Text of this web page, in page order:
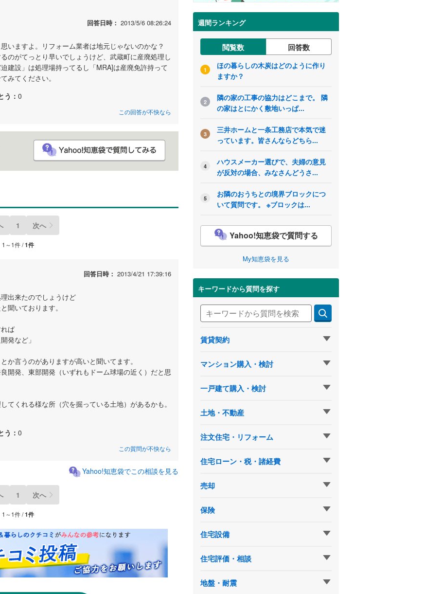
回答日時： 2013/5/6 08:26:24
いますよ。リフォーム業者は地元じゃないのかな？
のがてっとり早いでしょうけど、武蔵町に産廃処理し
建設」は処理場持ってるし「MRA]は産廃免許持って
みてください。
う： 0
この回答が不快なら
1 次へ
1～1件 /1件
回答日時： 2013/4/21 17:39:16
出来たのでしょうけど
聞いております。
ば
発など」
か言うのがありますが高いと聞いてます。
開発、東部開発（いずれもドーム球場の近く）だと思
てくれる様な所（穴を掘っている土地）があるかも。
う： 0
この質問が不快なら
Yahoo!知恵袋でこの相談を見る
1 次へ
1～1件 /1件
週間ランキング
閲覧数 回答数
1
ほの暮らしの木炭はどのように作り
ますか？
2
隣の家の工事の協力はどこまで。 隣
の家はとにかく敷地いっぱ...
3
三井ホームと一条工務店で本気で迷
っています。皆さんならどちら...
4
ハウスメーカー選びで、夫婦の意見
が反対の場合、みなさんどうさ...
5
お隣のおうちとの境界ブロックにつ
いて質問です。 ※ブロックは...
Yahoo!知恵袋で質問する
My知恵袋を見る
キーワードから質問を探す
賃貸契約
マンション購入・検討
一戸建て購入・検討
土地・不動産
注文住宅・リフォーム
住宅ローン・税・諸経費
売却
保険
住宅設備
住宅評価・相談
地盤・耐震